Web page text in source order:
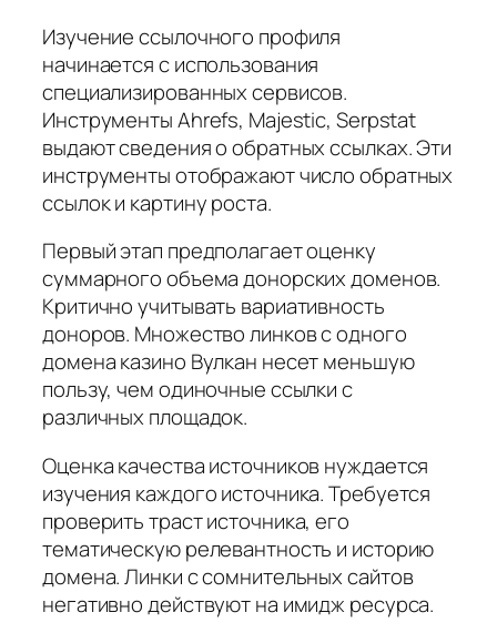
Изучение ссылочного профиля
начинается с использования
специализированных сервисов.
Инструменты Ahrefs, Majestic, Serpstat
выдают сведения о обратных ссылках. Эти
инструменты отображают число обратных
ссылок и картину роста.
Первый этап предполагает оценку
суммарного объема донорских доменов.
Критично учитывать вариативность
доноров. Множество линков с одного
домена казино Вулкан несет меньшую
пользу, чем одиночные ссылки с
различных площадок.
Оценка качества источников нуждается
изучения каждого источника. Требуется
проверить траст источника, его
тематическую релевантность и историю
домена. Линки с сомнительных сайтов
негативно действуют на имидж ресурса.